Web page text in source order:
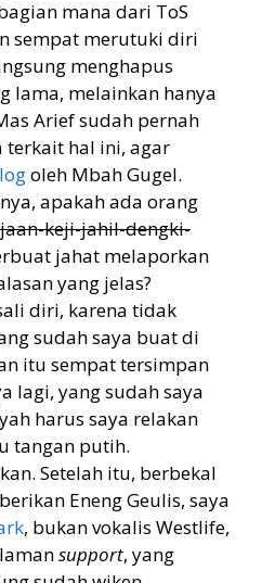
mana dari ToS
sempat merutuki diri
menghapus
lama, melainkan hanya
Arief sudah pernah
terkait hal ini, agar
oleh Mbah Gugel.
apakah ada orang
keji-jahil-dengki-
jahat melaporkan
yang jelas?
diri, karena tidak
sudah saya buat di
itu sempat tersimpan
lagi, yang sudah saya
harus saya relakan
tangan putih.
Setelah itu, berbekal
Eneng Geulis, saya
, bukan vokalis Westlife,
support, yang